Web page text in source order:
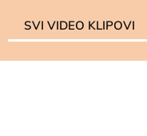
SVI VIDEO KLIPOVI